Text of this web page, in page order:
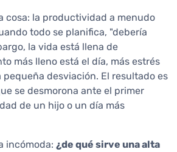
cosa: la productividad a menudo
todo se planifica, "debería
la vida está llena de
más lleno está el día, más estrés
desviación. El resultado es
se desmorona ante el primer
de un hijo o un día más
incómoda: ¿de qué sirve una alta